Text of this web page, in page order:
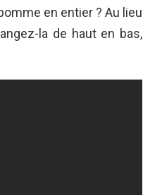
en entier ? Au lieu
la de haut en bas,